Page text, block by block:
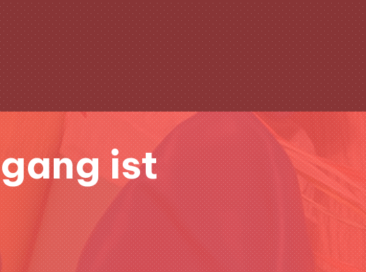
&
ist